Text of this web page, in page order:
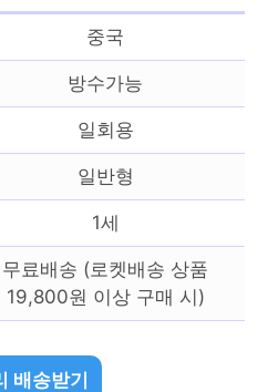
중국
방수가능
일회용
일반형
1세
무료배송 (로켓배송 상품
19,800원 이상 구매 시)
배송받기